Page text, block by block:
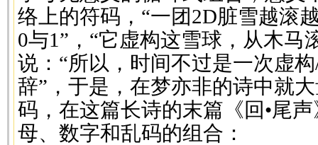
络上的符码，“一团2D脏雪越滚
0与1”，“它虚构这雪球，从木马
说：“所以，时间不过是一次虚
辞”，于是，在梦亦非的诗中就
码，在这篇长诗的末篇《回•尾
母、数字和乱码的组合：